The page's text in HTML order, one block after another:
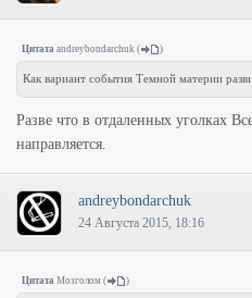
Цитата andreybondarchuk ( )
Как вариант события Темной материи
Разве что в отдаленных уголках
направляется.
andreybondarchuk
24 Августа 2015, 18:16
Цитата Мозголом ( )